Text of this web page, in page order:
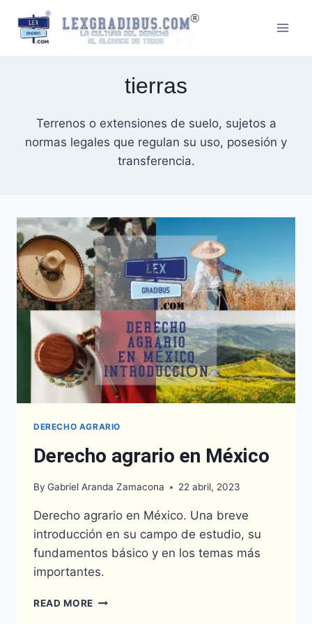
content
tierras
Terrenos o extensiones de suelo, sujetos a
normas legales que regulan su uso, posesión y
transferencia.
DERECHO AGRARIO
Derecho agrario en México
By Gabriel Aranda Zamacona 22 abril, 2023
Derecho agrario en México. Una breve
introducción en su campo de estudio, su
fundamentos básico y en los temas más
importantes.
READ MORE DERECHO